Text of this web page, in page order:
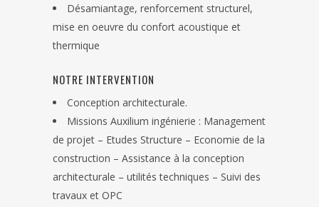
Désamiantage, renforcement structurel,
mise en oeuvre du confort acoustique et
thermique
NOTRE INTERVENTION
Conception architecturale.
Missions Auxilium ingénierie : Management
de projet – Etudes Structure – Economie de la
construction – Assistance à la conception
architecturale – utilités techniques – Suivi des
travaux et OPC